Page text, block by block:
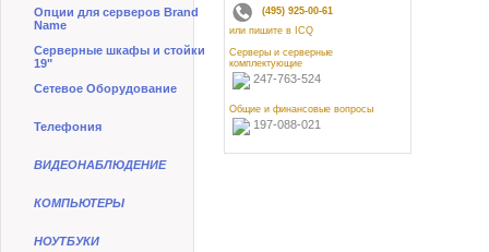
Опции для серверов Brand
Name
Серверные шкафы и стойки
19"
Сетевое Оборудование
Телефония
ВИДЕОНАБЛЮДЕНИЕ
КОМПЬЮТЕРЫ
НОУТБУКИ
(495) 925-00-61
или пишите в ICQ
Серверы и серверные
комплектующие
247-763-524
Общие и финансовые вопросы
197-088-021